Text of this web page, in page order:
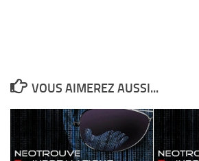
VOUS AIMEREZ AUSSI...